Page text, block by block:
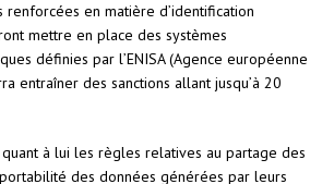
en matière d’identification
mettre en place des systèmes
définies par l’ENISA (Agence européenne
entraîner des sanctions allant jusqu’à 20
à lui les règles relatives au partage des
des données générées par leurs